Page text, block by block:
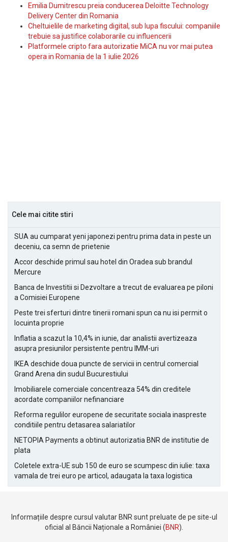
Emilia Dumitrescu preia conducerea Deloitte Technology
Delivery Center din Romania
Cheltuielile de marketing digital, sub lupa fiscului: companiile
trebuie sa justifice colaborarile cu influencerii
Platformele cripto fara autorizatie MiCA nu vor mai putea
opera in Romania de la 1 iulie 2026
Cele mai citite stiri
SUA au cumparat yeni japonezi pentru prima data in peste un
deceniu, ca semn de prietenie
Accor deschide primul sau hotel din Oradea sub brandul
Mercure
Banca de Investitii si Dezvoltare a trecut de evaluarea pe piloni
a Comisiei Europene
Peste trei sferturi dintre tinerii romani spun ca nu isi permit o
locuinta proprie
Inflatia a scazut la 10,4% in iunie, dar analistii avertizeaza
asupra presiunilor persistente pentru IMM-uri
IKEA deschide doua puncte de servicii in centrul comercial
Grand Arena din sudul Bucurestiului
Imobiliarele comerciale concentreaza 54% din creditele
acordate companiilor nefinanciare
Reforma regulilor europene de securitate sociala inaspreste
conditiile pentru detasarea salariatilor
NETOPIA Payments a obtinut autorizatia BNR de institutie de
plata
Coletele extra-UE sub 150 de euro se scumpesc din iulie: taxa
vamala de trei euro pe articol, adaugata la taxa logistica
Informațiile despre cursul valutar BNR sunt preluate de pe site-ul
oficial al Băncii Naționale a României (BNR).